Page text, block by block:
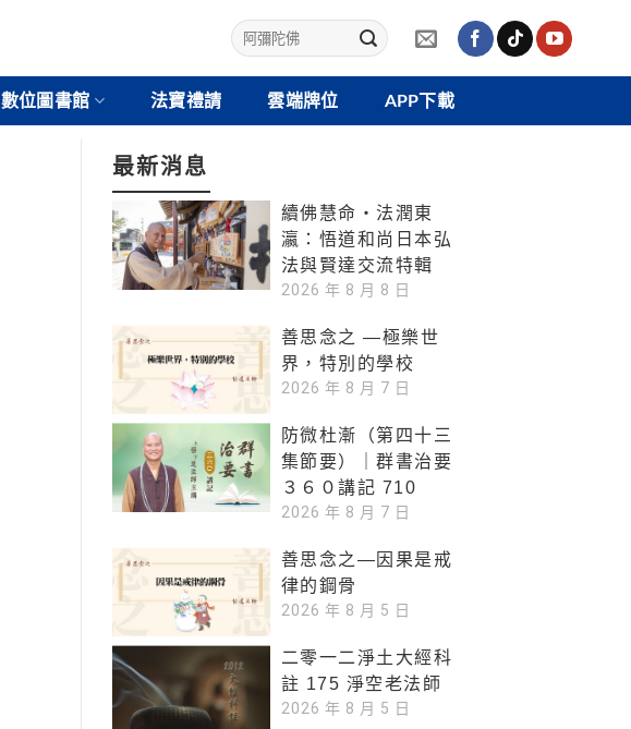
數位圖書館 法寶禮請 雲端牌位 APP下載
最新消息
續佛慧命‧法潤東
瀛：悟道和尚日本弘
法與賢達交流特輯
2026 年 8 月 8 日
善思念之 —極樂世
界，特別的學校
2026 年 8 月 7 日
防微杜漸（第四十三
集節要）｜群書治要
３６０講記 710
2026 年 8 月 7 日
善思念之—因果是戒
律的鋼骨
2026 年 8 月 5 日
二零一二淨土大經科
註 175 淨空老法師
2026 年 8 月 5 日